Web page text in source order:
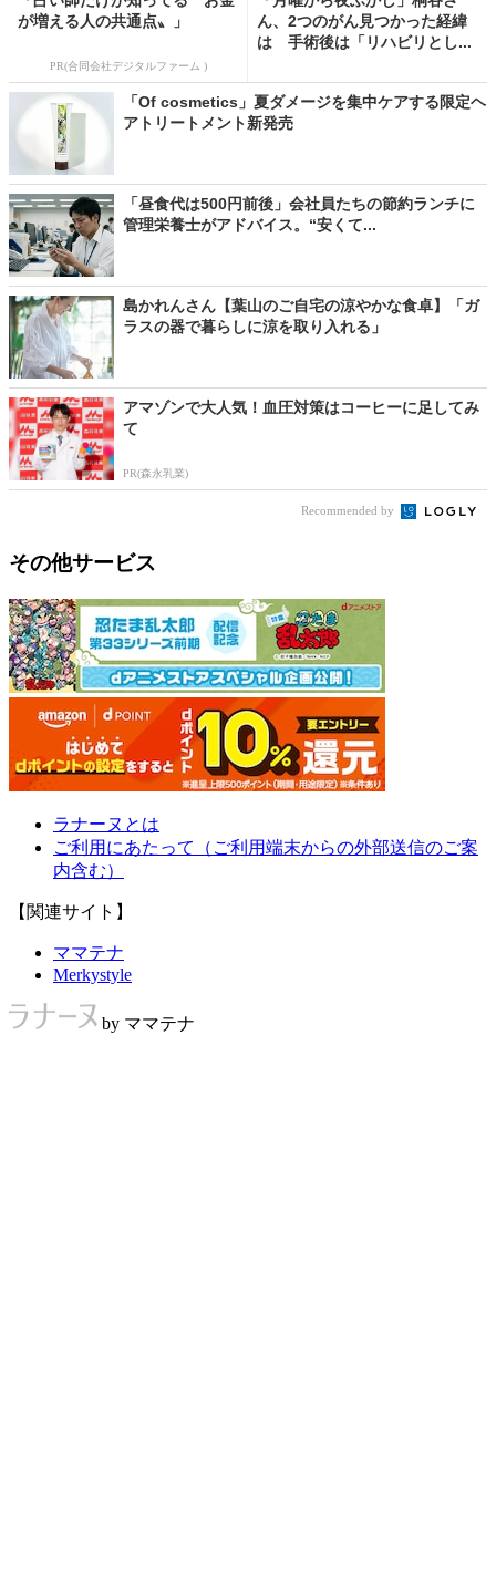
が増える人の共通点〟」
PR(合同会社デジタルファーム )
ん、2つのがん見つかった経緯
は 手術後は「リハビリとし...
「Of cosmetics」夏ダメージを集中ケアする限定ヘ
アトリートメント新発売
「昼食代は500円前後」会社員たちの節約ランチに
管理栄養士がアドバイス。“安くて...
島かれんさん【葉山のご自宅の涼やかな食卓】「ガ
ラスの器で暮らしに涼を取り入れる」
アマゾンで大人気！血圧対策はコーヒーに足してみ
て
PR(森永乳業)
Recommended by
その他サービス
ラナーヌとは
ご利用にあたって（ご利用端末からの外部送信のご案
内含む）
【関連サイト】
ママテナ
Merkystyle
by ママテナ